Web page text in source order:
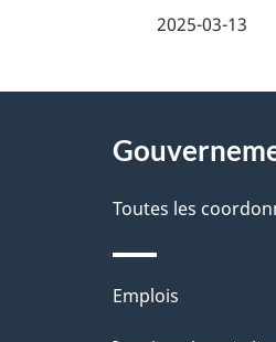
a
l
s
2025-03-13
propos
Toutes les
Thèmes
Emplois